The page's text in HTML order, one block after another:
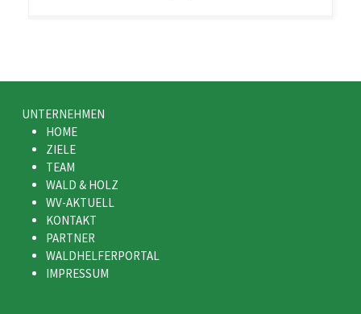
UNTERNEHMEN
HOME
ZIELE
TEAM
WALD & HOLZ
WV-AKTUELL
KONTAKT
PARTNER
WALDHELFERPORTAL
IMPRESSUM